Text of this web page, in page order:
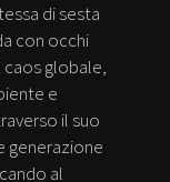
di sesta
con occhi
globale,
e
il suo
generazione
al